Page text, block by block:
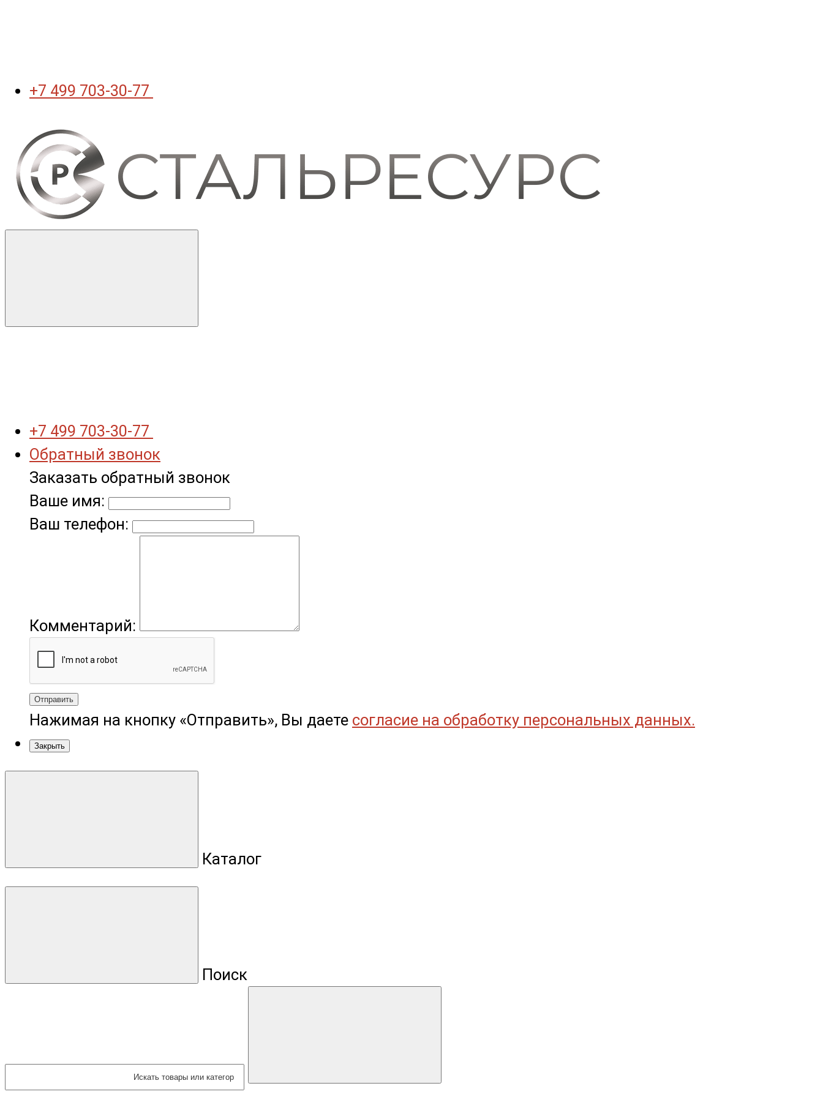
+7 499 703-30-77
+7 499 703-30-77
Обратный звонок
Заказать обратный звонок
Ваше имя:
Ваш телефон:
Комментарий:
Отправить
Нажимая на кнопку «Отправить», Вы даете согласие на обработку персональных данных.
Закрыть
Каталог
Поиск